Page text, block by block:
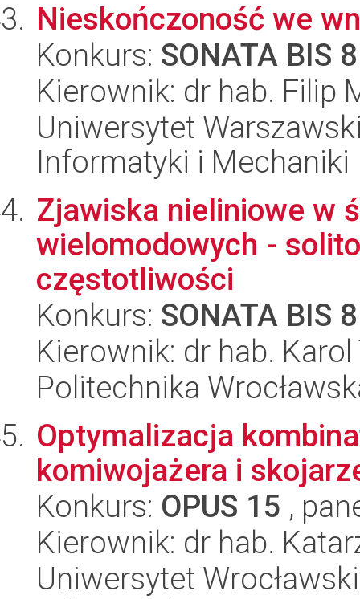
Nieskończoność we
Konkurs: SONATA BIS 8
Kierownik: dr hab. Filip
Uniwersytet
Informatyki i Mechaniki
Zjawiska nieliniowe w
wielomodowych -
częstotliwości
Konkurs: SONATA BIS 8
Kierownik: dr hab.
Politechnika
Optymalizacja
komiwojażera i
Konkurs: OPUS 15 ,
Kierownik: dr hab.
Uniwersytet